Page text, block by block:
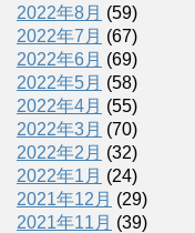
2022年8月 (59)
2022年7月 (67)
2022年6月 (69)
2022年5月 (58)
2022年4月 (55)
2022年3月 (70)
2022年2月 (32)
2022年1月 (24)
2021年12月 (29)
2021年11月 (39)